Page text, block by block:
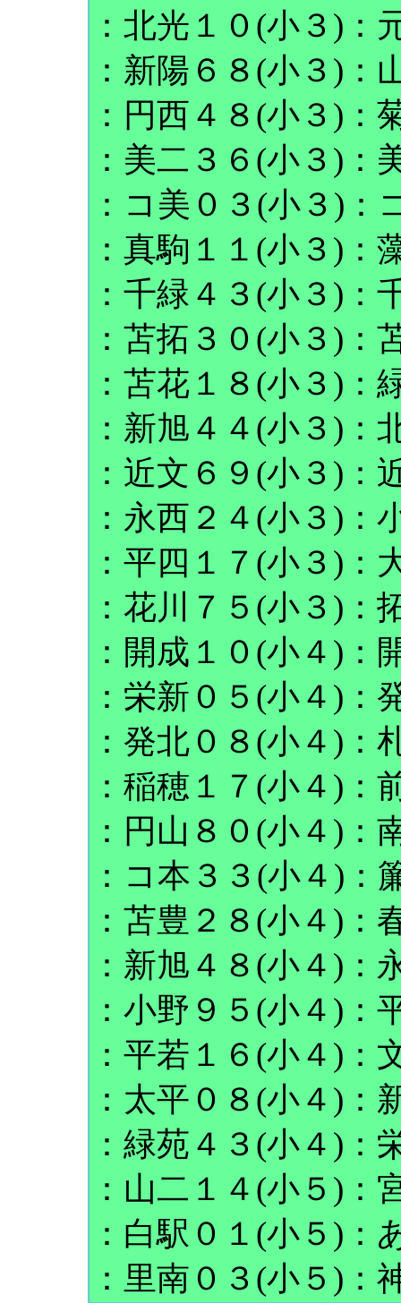
：北光１０(小３)：
：新陽６８(小３)：
：円西４８(小３)：
：美二３６(小３)：
：コ美０３(小３)：
：真駒１１(小３)：
：千緑４３(小３)：
：苫拓３０(小３)：
：苫花１８(小３)：
：新旭４４(小３)：
：近文６９(小３)：
：永西２４(小３)：
：平四１７(小３)：
：花川７５(小３)：
：開成１０(小４)：
：栄新０５(小４)：
：発北０８(小４)：
：稲穂１７(小４)：
：円山８０(小４)：
：コ本３３(小４)：
：苫豊２８(小４)：
：新旭４８(小４)：
：小野９５(小４)：
：平若１６(小４)：
：太平０８(小４)：
：緑苑４３(小４)：
：山二１４(小５)：
：白駅０１(小５)：
：里南０３(小５)：